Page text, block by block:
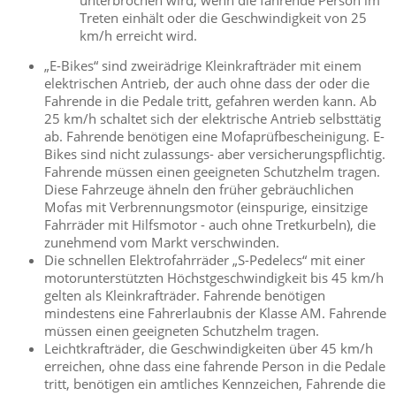
Treten einhält oder die Geschwindigkeit von 25
km/h erreicht wird.
„E-Bikes“ sind zweirädrige Kleinkrafträder mit einem
elektrischen Antrieb, der auch ohne dass der oder die
Fahrende in die Pedale tritt, gefahren werden kann. Ab
25 km/h schaltet sich der elektrische Antrieb selbsttätig
ab. Fahrende benötigen eine Mofaprüfbescheinigung. E-
Bikes sind nicht zulassungs- aber versicherungspflichtig.
Fahrende müssen einen geeigneten Schutzhelm tragen.
Diese Fahrzeuge ähneln den früher gebräuchlichen
Mofas mit Verbrennungsmotor (einspurige, einsitzige
Fahrräder mit Hilfsmotor - auch ohne Tretkurbeln), die
zunehmend vom Markt verschwinden.
Die schnellen Elektrofahrräder „S-Pedelecs“ mit einer
motorunterstützten Höchstgeschwindigkeit bis 45 km/h
gelten als Kleinkrafträder. Fahrende benötigen
mindestens eine Fahrerlaubnis der Klasse AM. Fahrende
müssen einen geeigneten Schutzhelm tragen.
Leichtkrafträder, die Geschwindigkeiten über 45 km/h
erreichen, ohne dass eine fahrende Person in die Pedale
tritt, benötigen ein amtliches Kennzeichen, Fahrende die